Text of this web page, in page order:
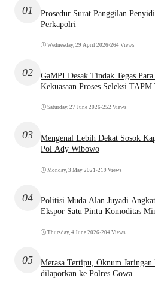
01
Prosedur Surat Panggilan
Perkapolri
Wednesday, 29 April 2026•264 Views
02
GaMPI Desak Tindak Tegas
Kekuasaan Proses Seleksi TAPM
Saturday, 27 June 2026•252 Views
03
Mengenal Lebih Dekat Sosok
Pol Ady Wibowo
Monday, 3 May 2021 •219 Views
04
Politisi Muda Alan Juyadi
Ekspor Satu Pintu Komoditas
Thursday, 4 June 2026•204 Views
05
Merasa Tertipu, Oknum
dilaporkan ke Polres Gowa